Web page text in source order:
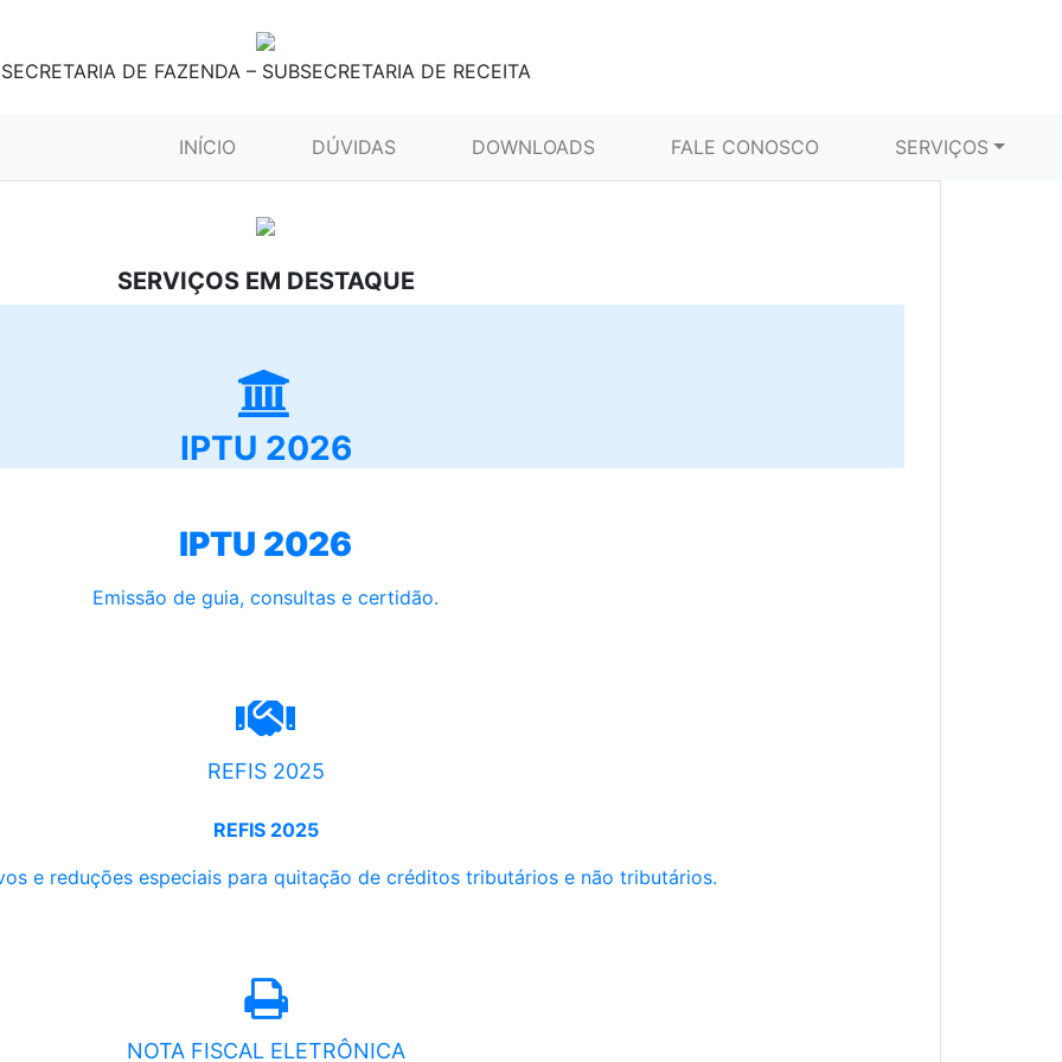
SECRETARIA DE FAZENDA – SUBSECRETARIA DE RECEITA
INÍCIO (CURRENT)DÚVIDAS DOWNLOADS FALE CONOSCO SERVIÇOS
SERVIÇOS EM DESTAQUE
IPTU 2026
IPTU 2026
Emissão de guia, consultas e certidão.
REFIS 2025
REFIS 2025
e reduções especiais para quitação de créditos tributários e não tributários.
NOTA FISCAL ELETRÔNICA